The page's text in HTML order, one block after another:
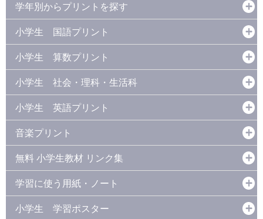
学年別からプリントを探す
小学生 国語プリント
小学生 算数プリント
小学生 社会・理科・生活科
小学生 英語プリント
音楽プリント
無料 小学生教材 リンク集
学習に使う用紙・ノート
小学生 学習ポスター